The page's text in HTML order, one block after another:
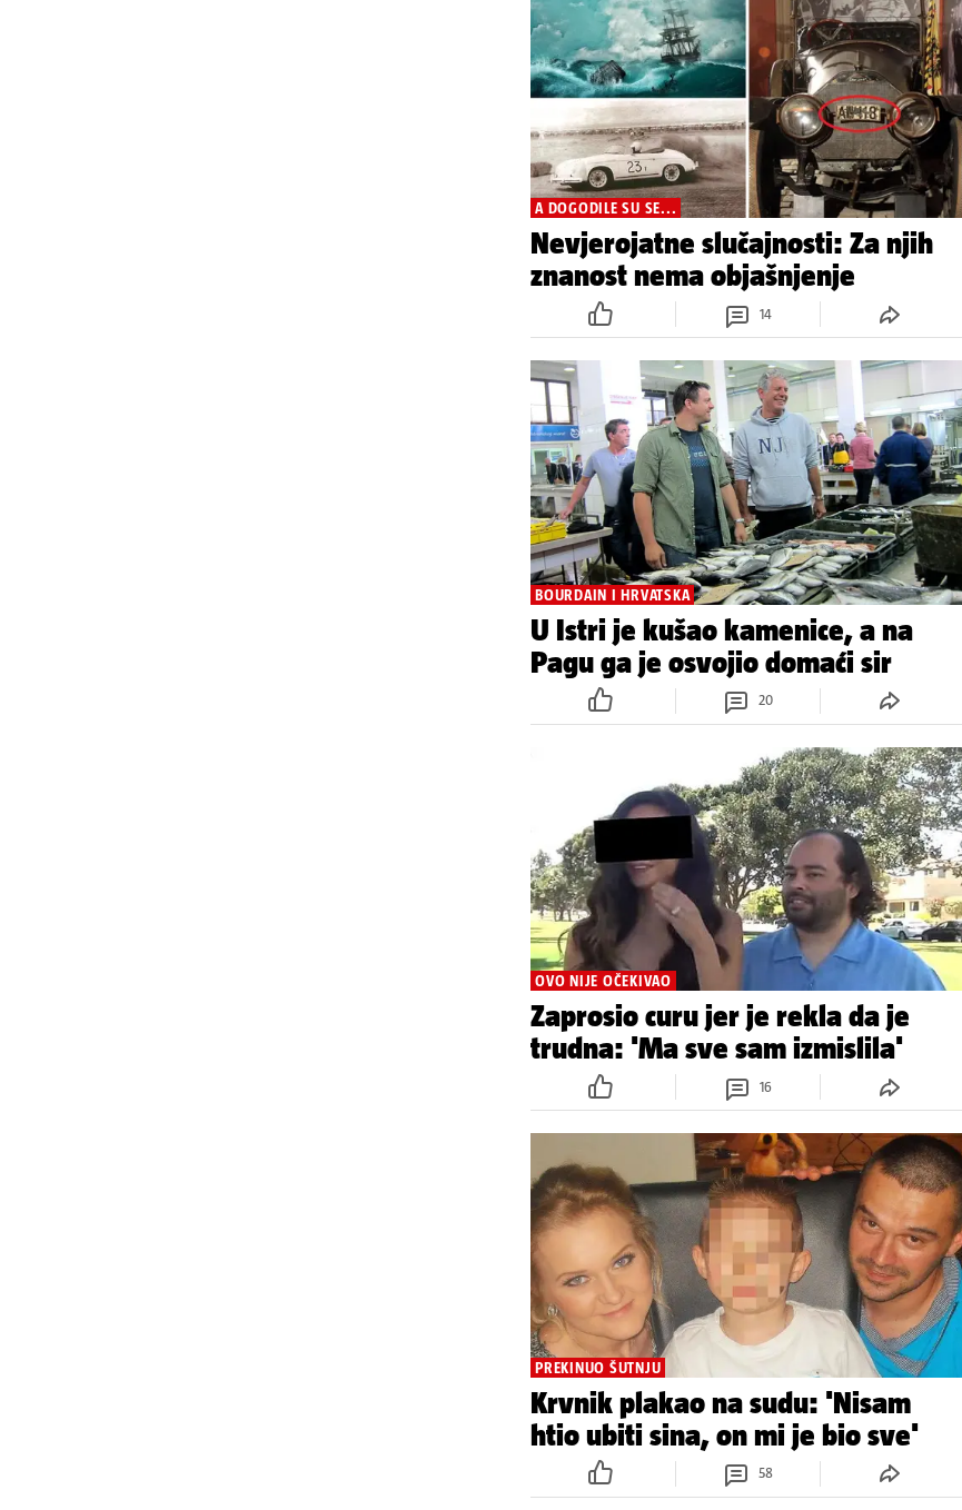
A DOGODILE SU SE...
Nevjerojatne slučajnosti: Za njih
znanost nema objašnjenje
14
BOURDAIN I HRVATSKA
U Istri je kušao kamenice, a na
Pagu ga je osvojio domaći sir
20
OVO NIJE OČEKIVAO
Zaprosio curu jer je rekla da je
trudna: 'Ma sve sam izmislila'
16
PREKINUO ŠUTNJU
Krvnik plakao na sudu: 'Nisam
htio ubiti sina, on mi je bio sve'
58